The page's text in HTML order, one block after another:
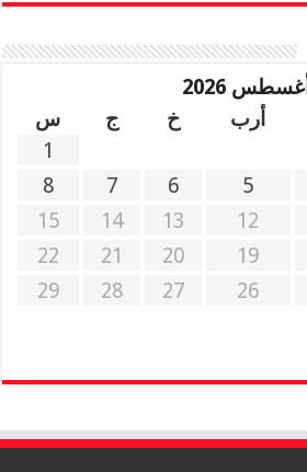
أغسطس 2026
أرب خ ج
س
1
5
6
7
8
12
13
14
15
19
20
21
22
26
27
28
29